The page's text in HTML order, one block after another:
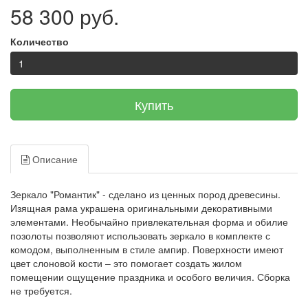
58 300 руб.
Количество
Купить
Описание
Зеркало "Романтик" - сделано из ценных пород древесины.
Изящная рама украшена оригинальными декоративными
элементами. Необычайно привлекательная форма и обилие
позолоты позволяют использовать зеркало в комплекте с
комодом, выполненным в стиле ампир. Поверхности имеют
цвет слоновой кости – это помогает создать жилом
помещении ощущение праздника и особого величия. Сборка
не требуется.